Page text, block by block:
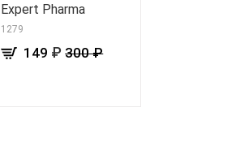
Expert Pharma
1279
149 ₽300 ₽